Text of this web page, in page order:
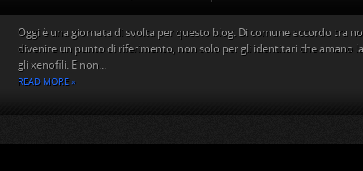
Oggi è una giornata di svolta per questo blog. Di comune accordo tra
divenire un punto di riferimento, non solo per gli identitari che amano
gli xenofili. E non...
READ MORE »